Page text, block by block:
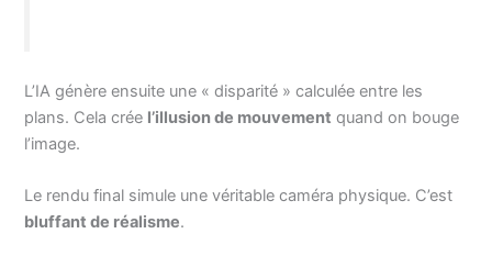
L’IA génère ensuite une « disparité » calculée entre les
plans. Cela crée l’illusion de mouvement quand on bouge
l’image.
Le rendu final simule une véritable caméra physique. C’est
bluffant de réalisme.